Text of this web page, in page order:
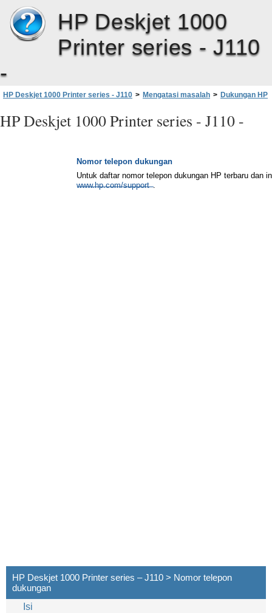
HP Deskjet 1000
Printer series - J110
-
HP Deskjet 1000 Printer series - J110 > Mengatasi masalah > Dukungan HP
HP Deskjet 1000 Printer series - J110 -
Nomor telepon dukungan
Untuk daftar nomor telepon dukungan HP terbaru dan
www.hp.com/support .
HP Deskjet 1000 Printer series – J110 > Nomor telepon
dukungan
Isi